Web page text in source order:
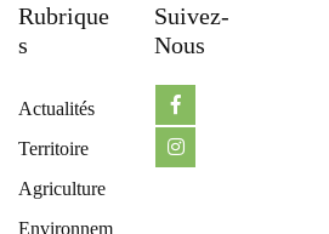
Rubrique
S
Actualités
Territoire
Agriculture
Environnem
Suivez-
Nous